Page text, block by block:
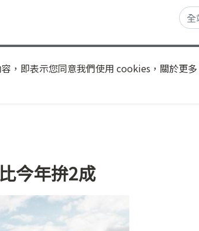
，即表示您同意我們使用 cookies，關於更多
今年拚2成